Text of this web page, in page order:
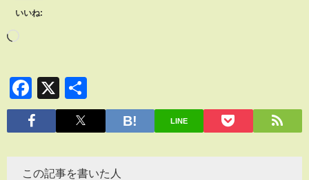
いいね:
Facebook
X
有
LINE
この記事を書いた人